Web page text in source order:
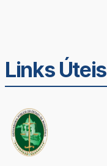
Links Úteis